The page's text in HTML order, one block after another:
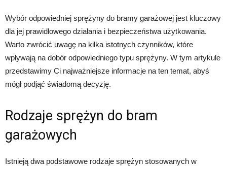
Wybór odpowiedniej sprężyny do bramy garażowej jest kluczowy
dla jej prawidłowego działania i bezpieczeństwa użytkowania.
Warto zwrócić uwagę na kilka istotnych czynników, które
wpływają na dobór odpowiedniego typu sprężyny. W tym artykule
przedstawimy Ci najważniejsze informacje na ten temat, abyś
mógł podjąć świadomą decyzję.
Rodzaje sprężyn do bram
garażowych
Istnieją dwa podstawowe rodzaje sprężyn stosowanych w